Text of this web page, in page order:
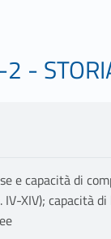
-
e capacità di
IV-XIV); capacità